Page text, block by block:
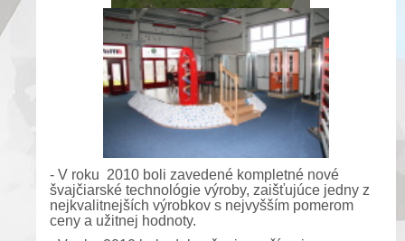
- V roku 2010 boli zavedené kompletné nové
švajčiarské technológie výroby, zaišťujúce jedny z
nejkvalitnejších výrobkov s nejvyšším pomerom
ceny a užitnej hodnoty.